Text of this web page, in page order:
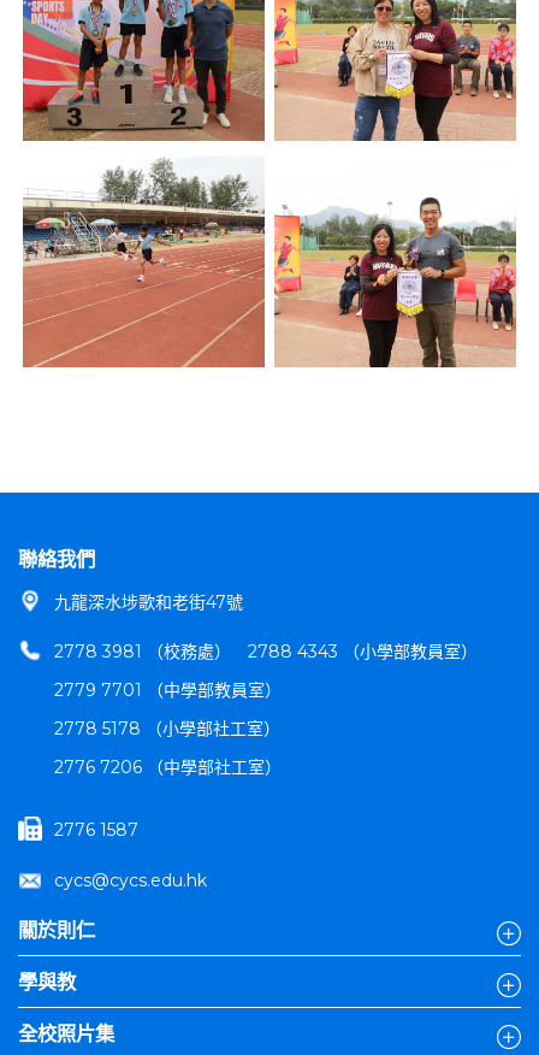
聯絡我們
九龍深水埗歌和老街47號
2778 3981 （校務處）
2788 4343 （小學部教員室）
2779 7701 （中學部教員室）
2778 5178 （小學部社工室）
2776 7206 （中學部社工室）
2776 1587
cycs@cycs.edu.hk
關於則仁
學與教
全校照片集